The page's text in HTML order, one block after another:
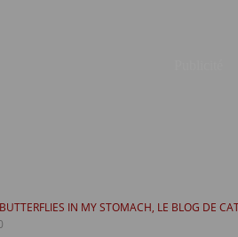
IN MY STOMACH, LE BLOG DE